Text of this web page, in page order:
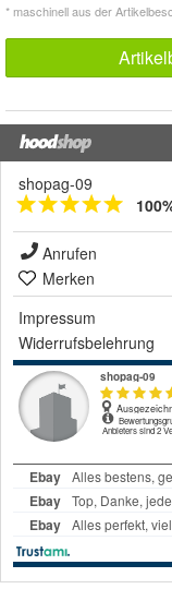
* maschinell aus der
shopag-09
Anrufen
Merken
Impressum
Widerrufsbelehrung